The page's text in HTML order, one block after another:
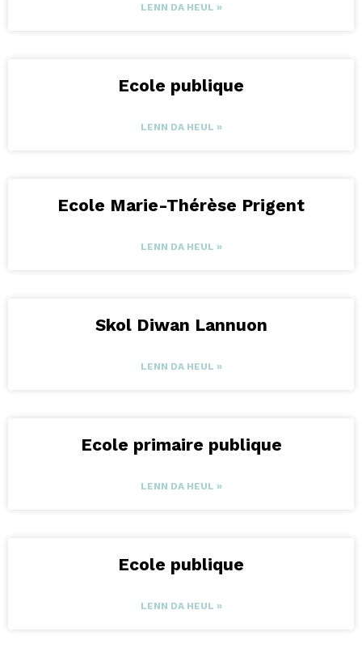
LENN DA HEUL »
Ecole publique
LENN DA HEUL »
Ecole Marie-Thérèse Prigent
LENN DA HEUL »
Skol Diwan Lannuon
LENN DA HEUL »
Ecole primaire publique
LENN DA HEUL »
Ecole publique
LENN DA HEUL »